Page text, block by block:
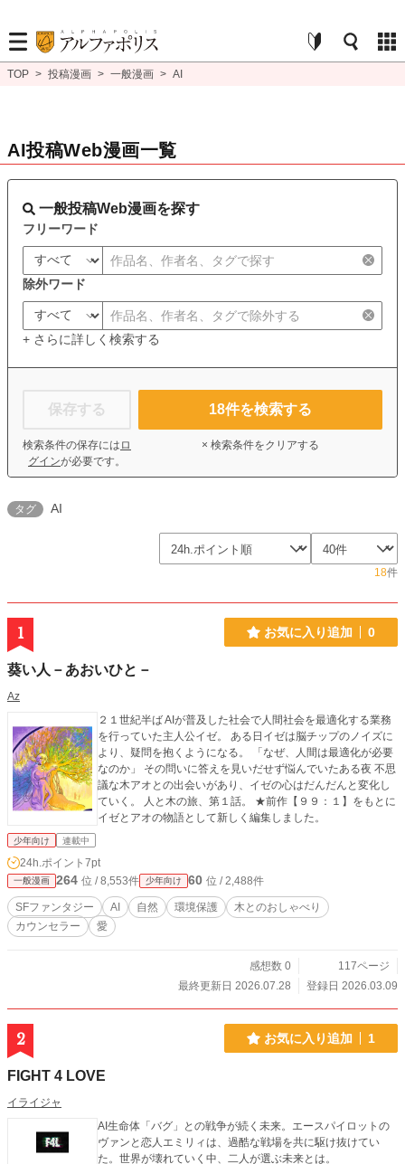
TOP > 投稿漫画 > 一般漫画 > AI
AI投稿Web漫画一覧
一般投稿Web漫画を探す
フリーワード
除外ワード
+ さらに詳しく検索する
保存する
検索条件の保存には ロ
グインが必要です。
18件を検索する
× 検索条件をクリアする
タグ AI
18件
1 お気に入り追加 0
葵い人－あおいひと－
Az
２１世紀半ば AIが普及した社会で人間社会を最適化する業務
を行っていた主人公イゼ。 ある日イゼは脳チップのノイズに
より、疑問を抱くようになる。 「なぜ、人間は最適化が必要
なのか」 その問いに答えを見いだせず悩んでいたある夜 不思
議な木アオとの出会いがあり、イゼの心はだんだんと変化し
ていく。 人と木の旅、第１話。 ★前作【９９：１】をもとに
イゼとアオの物語として新しく編集しました。
少年向け 連載中
24h.ポイント 7pt
一般漫画 264 位 / 8,553件 少年向け 60 位 / 2,488件
SFファンタジー AI 自然 環境保護
木とのおしゃべり
カウンセラー
愛
感想数 0
117ページ
最終更新日 2026.07.28
登録日 2026.03.09
2 お気に入り追加 1
FIGHT 4 LOVE
イライジャ
AI生命体「バグ」との戦争が続く未来。エースパイロットの
ヴァンと恋人エミリィは、過酷な戦場を共に駆け抜けてい
た。世界が壊れていく中、二人が選ぶ未来とは。